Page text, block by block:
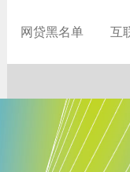
网贷黑名单 互